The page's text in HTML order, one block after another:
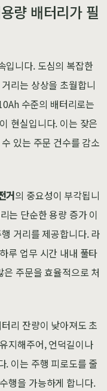
량 배터리가 필
입니다. 도심의 복잡한
리는 상상을 초월합니
수준의 배터리로는
현실입니다. 이는 잦은
있는 주문 건수를 감소
거의 중요성이 부각됩니
는 단순한 용량 증가 이
거리를 제공합니다. 라
루 업무 시간 내내 풀타
주문을 효율적으로 처
리 잔량이 낮아져도 초
지해주어, 언덕길이나
. 이는 주행 피로도를 줄
행을 가능하게 합니다.